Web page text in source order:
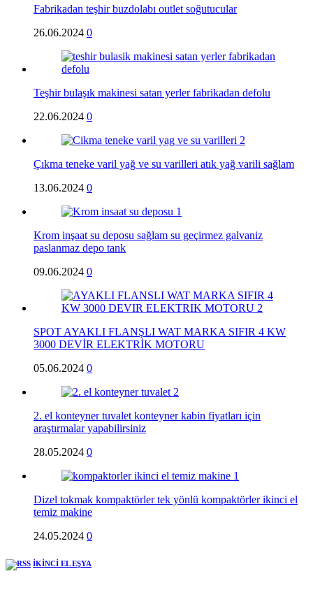
Fabrikadan teşhir buzdolabı outlet soğutucular
26.06.2024 0
Teşhir bulaşık makinesi satan yerler fabrikadan defolu
22.06.2024 0
Çıkma teneke varil yağ ve su varilleri atık yağ varili sağlam
13.06.2024 0
Krom inşaat su deposu sağlam su geçirmez galvaniz
paslanmaz depo tank
09.06.2024 0
SPOT AYAKLI FLANŞLI WAT MARKA SIFIR 4 KW
3000 DEVİR ELEKTRİK MOTORU
05.06.2024 0
2. el konteyner tuvalet konteyner kabin fiyatları için
araştırmalar yapabilirsiniz
28.05.2024 0
Dizel tokmak kompaktörler tek yönlü kompaktörler ikinci el
temiz makine
24.05.2024 0
İKİNCİ EL EŞYA